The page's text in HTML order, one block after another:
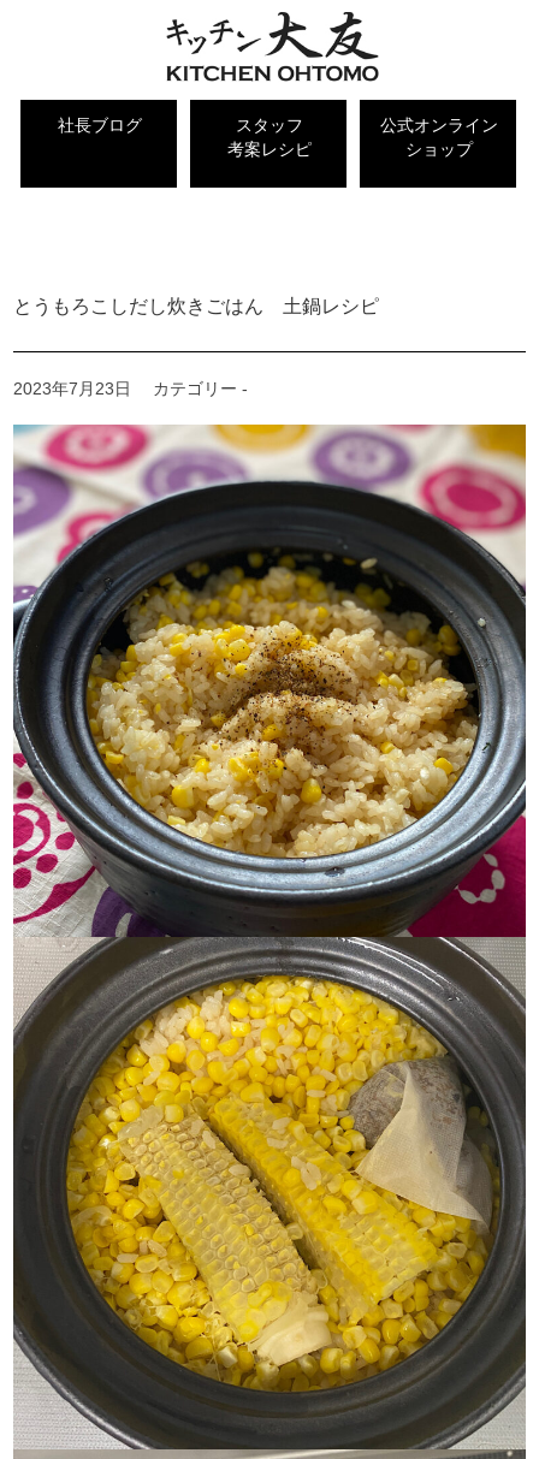
社長ブログ
スタッフ
考案レシピ
公式オンライン
ショップ
とうもろこしだし炊きごはん 土鍋レシピ
2023年7月23日 カテゴリー -